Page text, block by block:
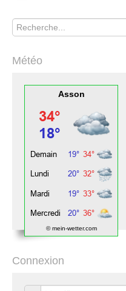
Rechercher
Météo
Asson
© mein-wetter.com
Connexion